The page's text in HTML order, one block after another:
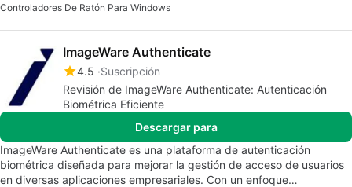
Controladores De Ratón Para Windows
ImageWare Authenticate
4.5 Suscripción
Revisión de ImageWare Authenticate: Autenticación
Biométrica Eficiente
Descargar para
ImageWare Authenticate es una plataforma de autenticación
biométrica diseñada para mejorar la gestión de acceso de usuarios
en diversas aplicaciones empresariales. Con un enfoque…